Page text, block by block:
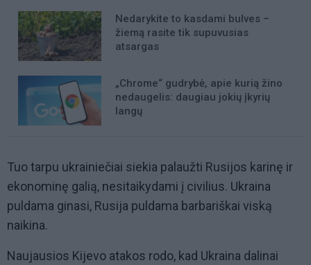
Nedarykite to kasdami bulves –
žiemą rasite tik supuvusias
atsargas
„Chrome“ gudrybė, apie kurią žino
nedaugelis: daugiau jokių įkyrių
langų
Tuo tarpu ukrainiečiai siekia palaužti Rusijos karinę ir
ekonominę galią, nesitaikydami į civilius. Ukraina
puldama ginasi, Rusija puldama barbariškai viską
naikina.
Naujausios Kijevo atakos rodo, kad Ukraina dalinai